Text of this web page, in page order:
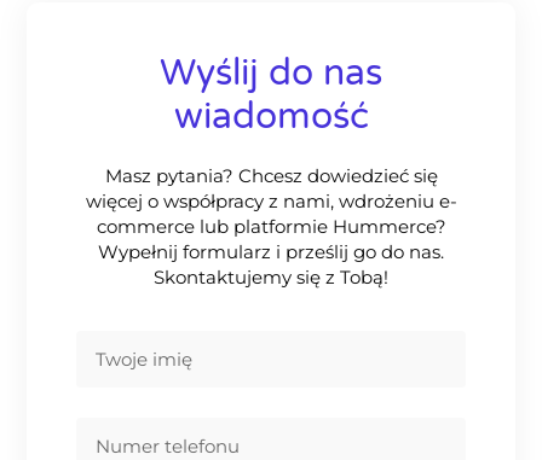
Wyślij do nas
wiadomość
Masz pytania? Chcesz dowiedzieć się
więcej o współpracy z nami, wdrożeniu e-
commerce lub platformie Hummerce?
Wypełnij formularz i prześlij go do nas.
Skontaktujemy się z Tobą!